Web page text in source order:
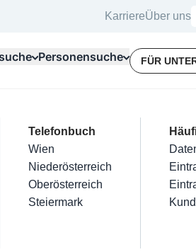
KarriereÜber uns
Kategorien
Friseur
Nägel
Haarentfernung
Make-Up
Für
Top Branchen
Elektriker
Installateure
Maler & Lackierer
Branchen A-Z
Mein
Eintrag
Eintrag
Eintrag
Eintrag
Personensuche
Telefonbuch
Wien
Niederösterreich
Oberösterreich
Steiermark
FÜR
Austria
Öffnungszeiten